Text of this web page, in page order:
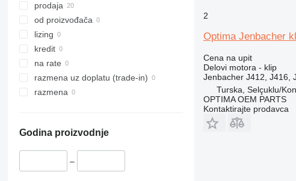
prodaja
od proizvođača
lizing
kredit
na rate
razmena uz doplatu (trade-in)
razmena
Godina proizvodnje
–
2
Optima Jenbacher
Cena na upit
Delovi motora - klip
Jenbacher J412, J416,
Turska, Selçuklu/
OPTIMA OEM PARTS
Kontaktirajte prodavca